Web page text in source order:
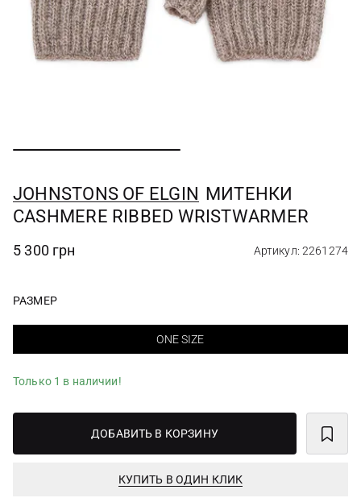
JOHNSTONS OF ELGIN МИТЕНКИ
CASHMERE RIBBED WRISTWARMER
5 300 грн Артикул: 2261274
РАЗМЕР
ONE SIZE
Только 1 в наличии!
ДОБАВИТЬ В КОРЗИНУ
КУПИТЬ В ОДИН КЛИК